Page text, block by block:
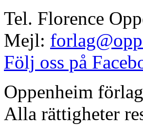
Tel. Florence
Mejl:
Följ oss på
Oppenheim
Alla rättigheter